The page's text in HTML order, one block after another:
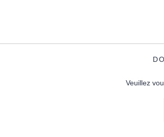
Veuillez